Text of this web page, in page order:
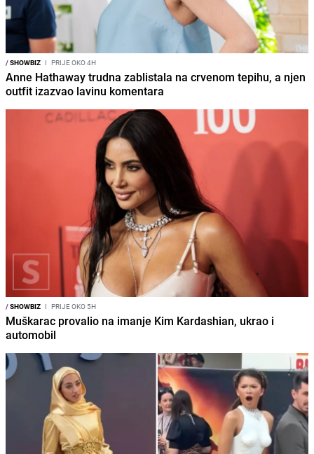
/SHOWBIZ I PRIJE OKO 4H
Anne Hathaway trudna zablistala na crvenom tepihu, a njen
outfit izazvao lavinu komentara
/SHOWBIZ I PRIJE OKO 5H
Muškarac provalio na imanje Kim Kardashian, ukrao i
automobil